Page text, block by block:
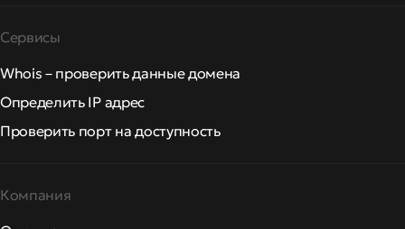
Сервисы
Whois – проверить данные домена
Определить IP адрес
Проверить порт на доступность
Компания